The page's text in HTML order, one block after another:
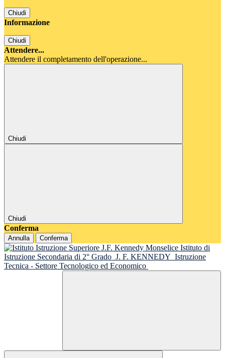
Chiudi
Informazione
Chiudi
Attendere...
Attendere il completamento dell'operazione...
Chiudi
Chiudi
Conferma
Annulla Conferma
Istituto di
Istruzione Secondaria di 2° Grado J. F. KENNEDY Istruzione
Tecnica - Settore Tecnologico ed Economico